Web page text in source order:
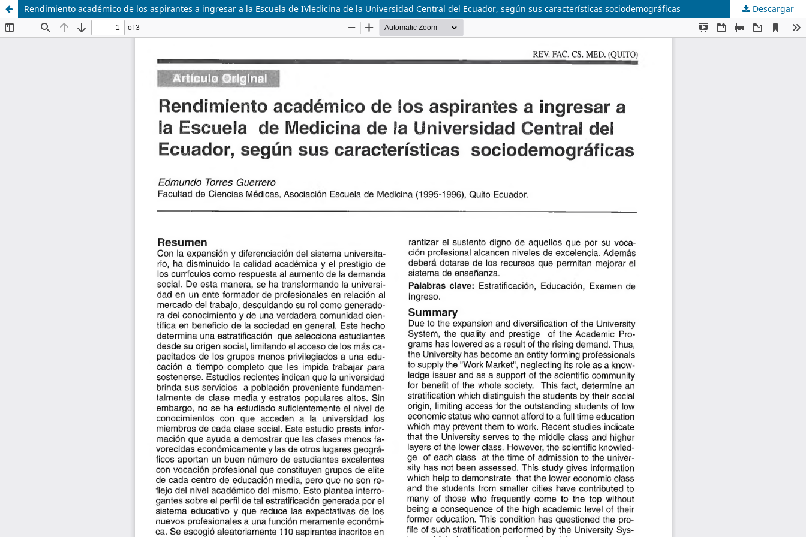
Rendimiento académico de los aspirantes a ingresar a la Escuela de IVledicina de la Universidad Central del Ecuador, según sus características sociodemográficas Descargar